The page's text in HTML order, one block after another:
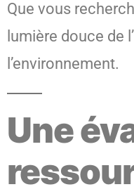
Que vous
lumière douce de
l’environnement.
Une